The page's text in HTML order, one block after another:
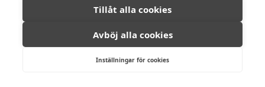
Tillåt alla cookies
Avböj alla cookies
Inställningar för cookies
Ambassadör Fastighetsmäkleri © All
rights reserved, 2026.